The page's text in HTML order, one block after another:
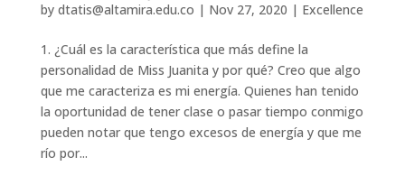
by dtatis@altamira.edu.co | Nov 27, 2020 | Excellence
1. ¿Cuál es la característica que más define la
personalidad de Miss Juanita y por qué? Creo que algo
que me caracteriza es mi energía. Quienes han tenido
la oportunidad de tener clase o pasar tiempo conmigo
pueden notar que tengo excesos de energía y que me
río por...